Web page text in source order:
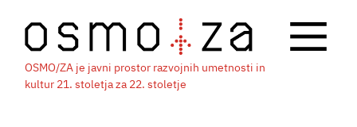
OSMO/ZA je javni prostor razvojnih umetnosti in
kultur 21. stoletja za 22. stoletje